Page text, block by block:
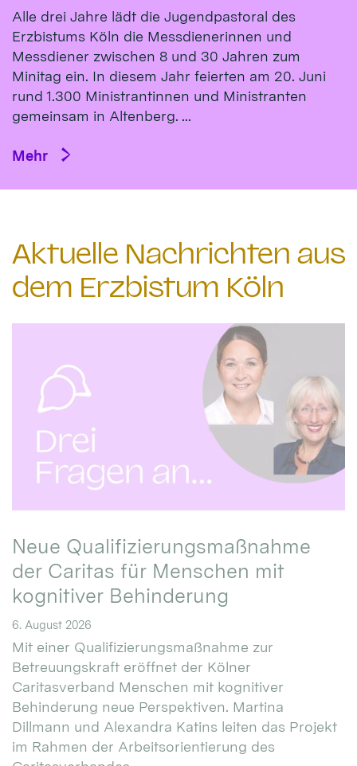
Alle drei Jahre lädt die Jugendpastoral des
Erzbistums Köln die Messdienerinnen und
Messdiener zwischen 8 und 30 Jahren zum
Minitag ein. In diesem Jahr feierten am 20. Juni
rund 1.300 Ministrantinnen und Ministranten
gemeinsam in Altenberg. ...
Mehr
Aktuelle Nachrichten aus
dem Erzbistum Köln
Neue Qualifizierungsmaßnahme
der Caritas für Menschen mit
kognitiver Behinderung
6. August 2026
Mit einer Qualifizierungsmaßnahme zur
Betreuungskraft eröffnet der Kölner
Caritasverband Menschen mit kognitiver
Behinderung neue Perspektiven. Martina
Dillmann und Alexandra Katins leiten das Projekt
im Rahmen der Arbeitsorientierung des